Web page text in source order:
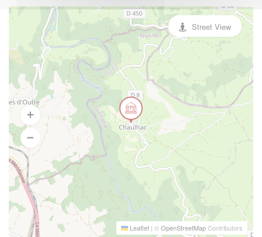
Leaflet | ©OpenStreetMapContributors
Street View